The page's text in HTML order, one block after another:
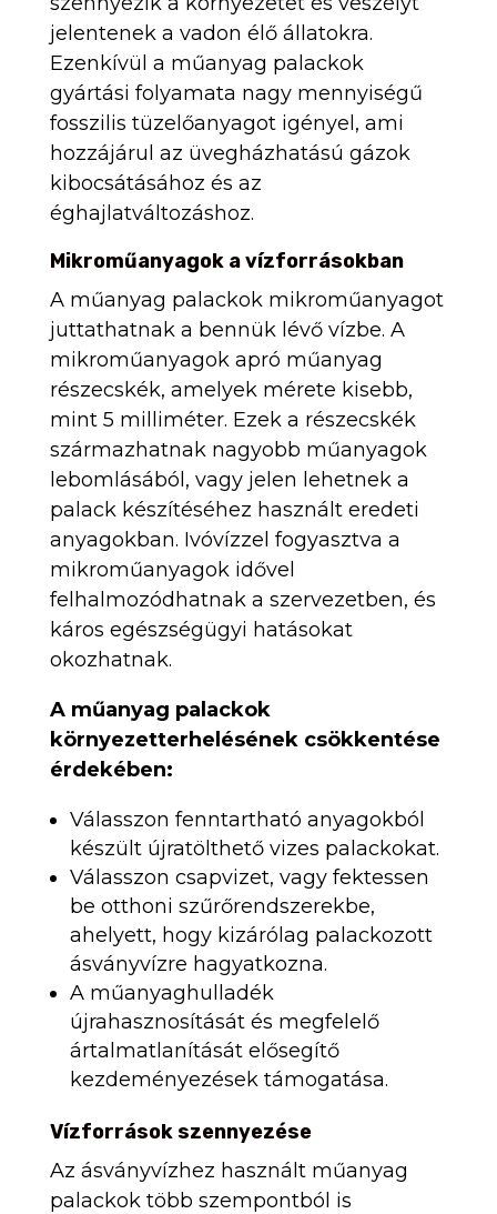
jelentenek a vadon élő állatokra.
Ezenkívül a műanyag palackok
gyártási folyamata nagy mennyiségű
fosszilis tüzelőanyagot igényel, ami
hozzájárul az üvegházhatású gázok
kibocsátásához és az
éghajlatváltozáshoz.
Mikroműanyagok a vízforrásokban
A műanyag palackok mikroműanyagot
juttathatnak a bennük lévő vízbe. A
mikroműanyagok apró műanyag
részecskék, amelyek mérete kisebb,
mint 5 milliméter. Ezek a részecskék
származhatnak nagyobb műanyagok
lebomlásából, vagy jelen lehetnek a
palack készítéséhez használt eredeti
anyagokban. Ivóvízzel fogyasztva a
mikroműanyagok idővel
felhalmozódhatnak a szervezetben, és
káros egészségügyi hatásokat
okozhatnak.
A műanyag palackok
környezetterhelésének csökkentése
érdekében:
Válasszon fenntartható anyagokból
készült újratölthető vizes palackokat.
Válasszon csapvizet, vagy fektessen
be otthoni szűrőrendszerekbe,
ahelyett, hogy kizárólag palackozott
ásványvízre hagyatkozna.
A műanyaghulladék
újrahasznosítását és megfelelő
ártalmatlanítását elősegítő
kezdeményezések támogatása.
Vízforrások szennyezése
Az ásványvízhez használt műanyag
palackok több szempontból is